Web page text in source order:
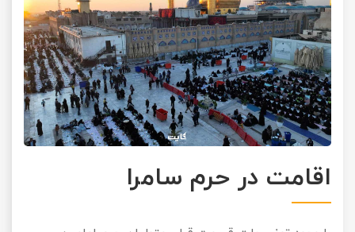
اقامت در حرم سامرا